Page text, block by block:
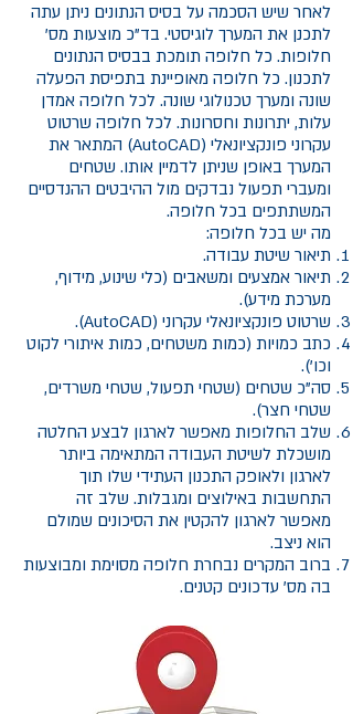
לאחר שיש הסכמה על בסיס הנתונים ניתן עתה
לתכנן את המערך לוגיסטי. בד"כ מוצעות מס'
חלופות. כל חלופה תומכת בבסיס הנתונים
לתכנון. כל חלופה מאופיינת בתפיסת הפעלה
שונה ומערך טכנולוגי שונה. לכל חלופה אמדן
עלות, יתרונות וחסרונות. לכל חלופה שרטוט
עקרוני פונקציונאלי (AutoCAD) המתאר את
המערך באופן שניתן לדמיין אותו. שטחים
ומעברי תפעול נבדקים מול ההיבטים ההנדסיים
המשתתפים בכל חלופה.
מה יש בכל חלופה:
תיאור שיטת עבודה.
תיאור אמצעים ומשאבים (כלי שינוע, מידוף,
מערכת מידע).
שרטוט פונקציונאלי עקרוני (AutoCAD).
כתב כמויות (כמות משטחים, כמות איתורי לקוט
וכו').
סה"כ שטחים (שטחי תפעול, שטחי משרדים,
שטחי חצר).
שלב החלופות מאפשר לארגון לבצע החלטה
מושכלת לשיטת העבודה המתאימה ביותר
לארגון ולאופק התכנון העתידי שלו תוך
התחשבות באילוצים ומגבלות. שלב זה
מאפשר לארגון להקטין את הסיכונים שמולם
הוא ניצב.
ברוב המקרים נבחרת חלופה מסוימת ומבוצעות
בה מס' עדכונים קטנים.